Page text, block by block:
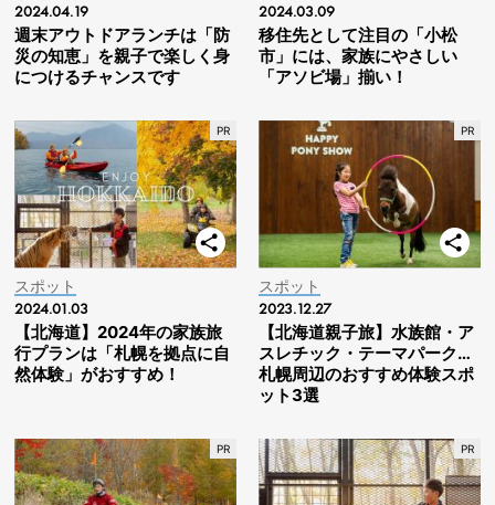
2024.04.19
週末アウトドアランチは「防
災の知恵」を親子で楽しく身
につけるチャンスです
2024.03.09
移住先として注目の「小松
市」には、家族にやさしい
「アソビ場」揃い！
スポット
2024.01.03
【北海道】2024年の家族旅
行プランは「札幌を拠点に自
然体験」がおすすめ！
スポット
2023.12.27
【北海道親子旅】水族館・ア
スレチック・テーマパーク…
札幌周辺のおすすめ体験スポ
ット3選